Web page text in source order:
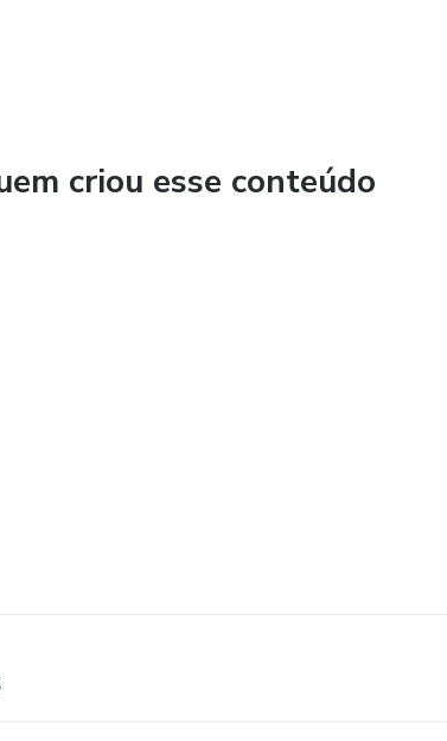
criou esse conteúdo